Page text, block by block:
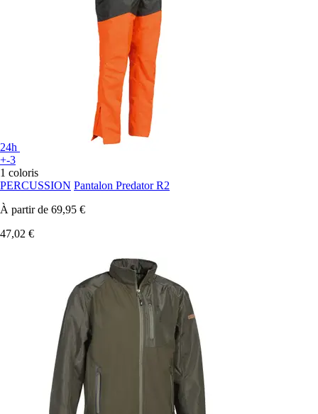
24h
+-3
1 coloris
PERCUSSION Pantalon Predator R2
À partir de 69,95 €
47,02 €